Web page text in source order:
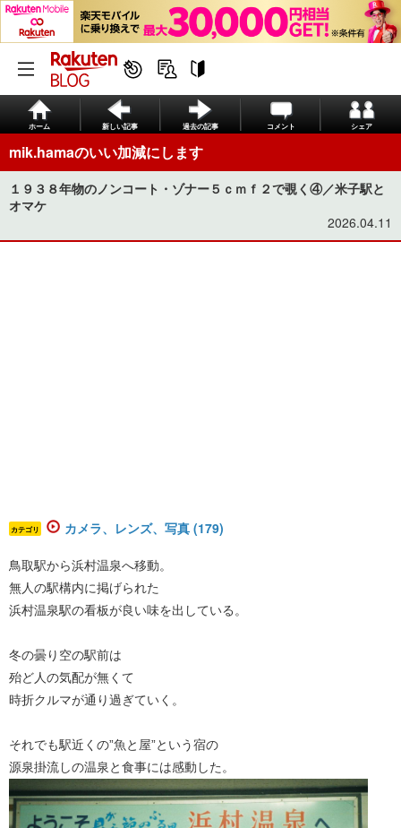
ホーム 新しい記事 過去の記事 コメント シェア
mik.hamaのいい加減にします
１９３８年物のノンコート・ゾナー５ｃｍｆ２で覗く④／米子駅と
オマケ
2026.04.11
カテゴリ カメラ、レンズ、写真 (179)
鳥取駅から浜村温泉へ移動。
無人の駅構内に掲げられた
浜村温泉駅の看板が良い味を出している。
冬の曇り空の駅前は
殆ど人の気配が無くて
時折クルマが通り過ぎていく。
それでも駅近くの”魚と屋”という宿の
源泉掛流しの温泉と食事には感動した。